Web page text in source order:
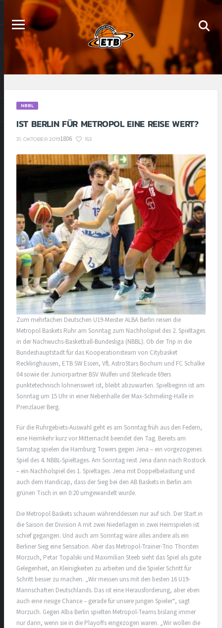
NBBL
IST BERLIN FÜR METROPOL EINE REISE WERT?
31. OKTOBER 20191806 153
Zum mehrfachen Deutschen U19-Meister ALBA Berlin reisen die
Metropol Baskets Ruhr am Sonntag zum Nachholspiel des 2. Spieltages
in der Nachwuchs-Basketball-Bundesliga (NBBL). Ob der Trip in die
Bundeshauptstadt für das Kooperationsteam von Citybasket
Recklinghausen, ETB SW Essen, VfL AstroStars Bochum und FC Schalke
04 sowie der Juniorpartner BSV Wulfen und Sterkrade 69ers
punktetechnisch lohnenswert ist, bleibt abzuwarten. Spielbeginn ist am
Sonntag um 15 Uhr in einer Nebenhalle der Max-Schmeling-Halle in
Prenzlauer Berg.
Für die Ruhrgebiets-Auswahl geht es am Sonntag früh aus den Federn,
eine Heimkehr kurz vor Mitternacht beendet den Tag. Bereits am
Samstag spielen die Hamburg Towers gegen Jena – ein vorgezogenes
Spiel des 4. NBBL-Spieltages. Am Sonntag reist Jena dann nach Rostock
– ein Nachholspiel des 1. Spieltages. Jena mit Doppelbelastung und
auch dem Handicap, dass der Sieg bei den AB Baskets in Berlin am
grünen Tisch in ein 0:20 umgewandelt wurde.
Die Metropol Baskets schauen währenddessen nur auf sich. Der Start in
die Saison der Division A mit zwei Niederlagen in zwei Heimspielen ist
schief gegangen. Und auch am Sonntag wäre alles andere als ein
Berliner Sieg eine Sensation. Aber das Metropol-Trainer-Trio Thorsten
Morzuch, Petar Topalski und Maximilian Steeb sieht das Spiel als gute
Gelegenheit, an Kleinigkeiten zu arbeiten und die Spieler Schritt für
Schritt besser zu machen. „Wir messen uns mit den besten 16 U19-
Mannschaften Deutschlands. Das ist eine Herausforderung, aber eben
auch eine riesige Chance – gerade für unsere jungen Spieler“, sagt
Morzuch. Gegen Alba Berlin spielten Metropol-Teams bislang immer
nur dann, wenn sie in die Playoffs eingezogen waren. „Wir wollen die